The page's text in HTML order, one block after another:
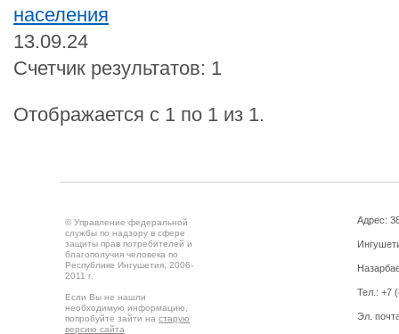
населения
13.09.24
Счетчик результатов: 1
Отображается с 1 по 1 из 1.
© Управление федеральной
службы по надзору в сфере
защиты прав потребителей и
благополучия человека по
Республике Ингушетия, 2006-
2011 г.
Если Вы не нашли
необходимую информацию,
попробуйте зайти на старую
версию сайта
Адрес:
Тел.: +7
Эл.